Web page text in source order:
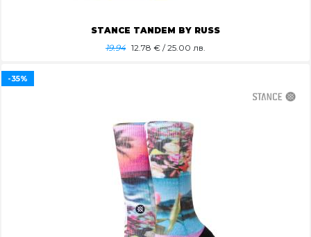
STANCE TANDEM BY RUSS
19.94 12.78 € / 25.00 лв.
-35%